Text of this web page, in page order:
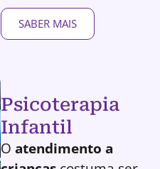
SABER MAIS
Psicoterapia
Infantil
O atendimento a